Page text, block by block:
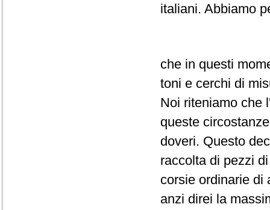
italiani. Abbiamo
che in questi
toni e cerchi di
Noi riteniamo che
queste
doveri. Questo
raccolta di pezzi
corsie ordinarie di
anzi direi la